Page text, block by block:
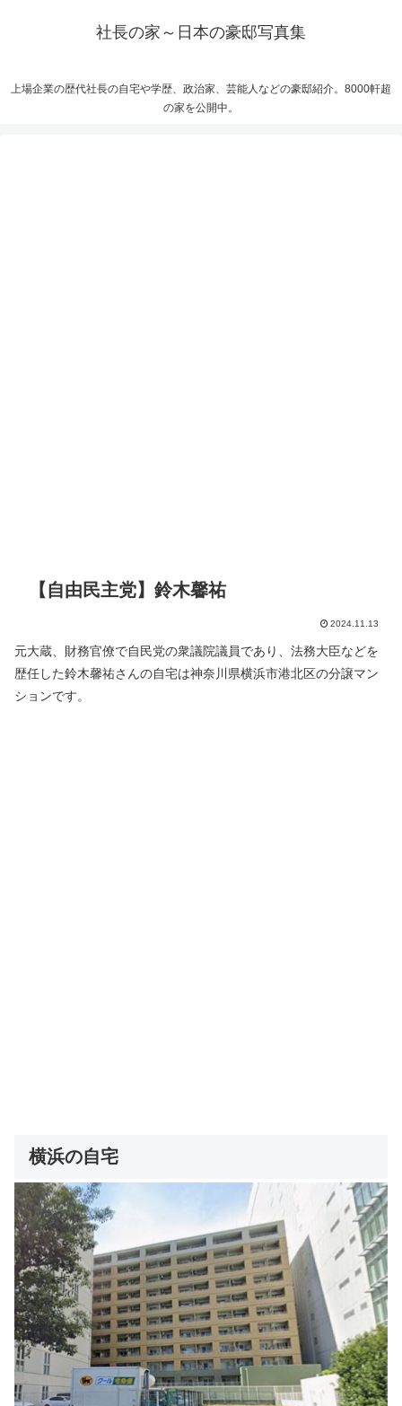
社長の家～日本の豪邸写真集
上場企業の歴代社長の自宅や学歴、政治家、芸能人などの豪邸紹介。8000軒超
の家を公開中。
【自由民主党】鈴木馨祐
2024.11.13
元大蔵、財務官僚で自民党の衆議院議員であり、法務大臣などを
歴任した鈴木馨祐さんの自宅は神奈川県横浜市港北区の分譲マン
ションです。
横浜の自宅